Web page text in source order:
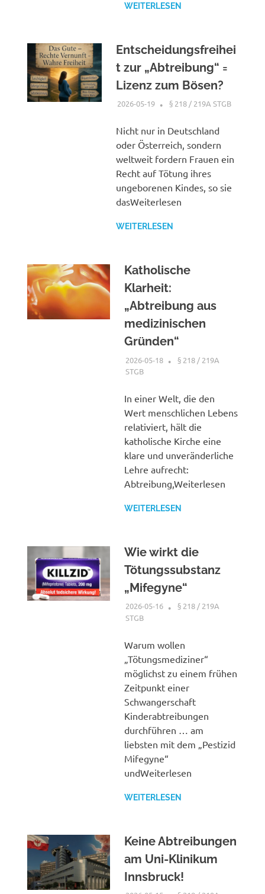
WEITERLESEN
Entscheidungsfreihei
t zur „Abtreibung“ =
Lizenz zum Bösen?
2026-05-19 XX
§ 218 / 219A STGB
Nicht nur in Deutschland
oder Österreich, sondern
weltweit fordern Frauen ein
Recht auf Tötung ihres
ungeborenen Kindes, so sie
dasWeiterlesen
WEITERLESEN
Katholische
Klarheit:
„Abtreibung aus
medizinischen
Gründen“
2026-05-18 XX
§ 218 / 219A
STGB
In einer Welt, die den
Wert menschlichen Lebens
relativiert, hält die
katholische Kirche eine
klare und unveränderliche
Lehre aufrecht:
Abtreibung,Weiterlesen
WEITERLESEN
Wie wirkt die
Tötungssubstanz
„Mifegyne“
2026-05-16 XX
§ 218 / 219A
STGB
Warum wollen
„Tötungsmediziner“
möglichst zu einem frühen
Zeitpunkt einer
Schwangerschaft
Kinderabtreibungen
durchführen … am
liebsten mit dem „Pestizid
Mifegyne“
undWeiterlesen
WEITERLESEN
Keine Abtreibungen
am Uni-Klinikum
Innsbruck!